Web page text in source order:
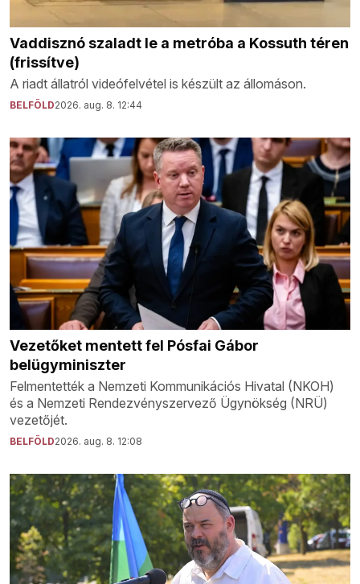
Vaddisznó szaladt le a metróba a Kossuth téren
(frissítve)
A riadt állatról videófelvétel is készült az állomáson.
BELFÖLD2026. aug. 8. 12:44
Vezetőket mentett fel Pósfai Gábor
belügyminiszter
Felmentették a Nemzeti Kommunikációs Hivatal (NKOH)
és a Nemzeti Rendezvényszervező Ügynökség (NRÜ)
vezetőjét.
BELFÖLD2026. aug. 8. 12:08